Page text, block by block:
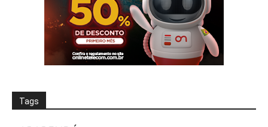
Tags